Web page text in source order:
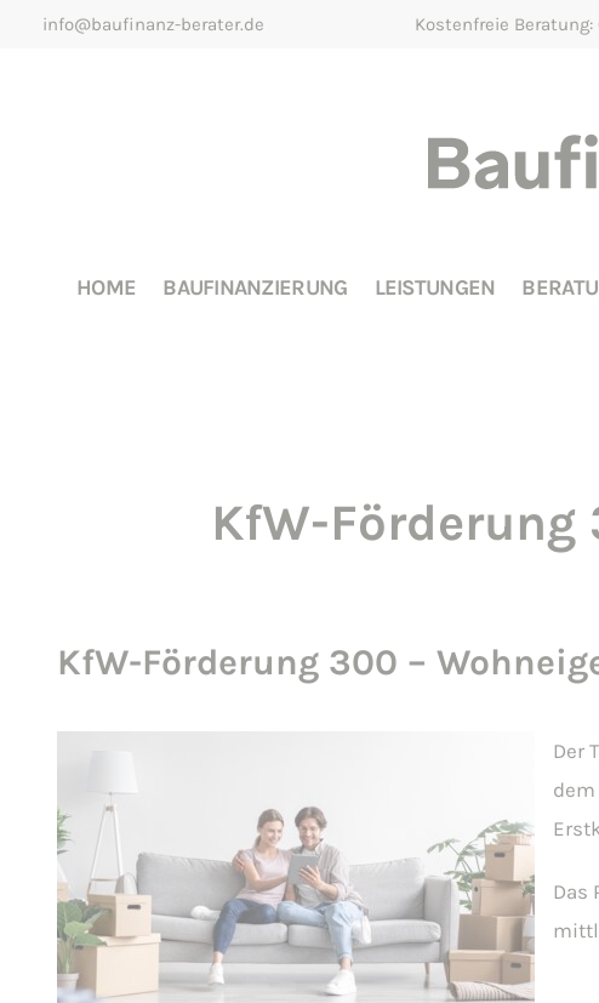
info@baufinanz-berater.de Kostenfreie Beratung:
HOME BAUFINANZIERUNG LEISTUNGEN
KfW-
KfW-Förderung 300 –
Der
dem
Das